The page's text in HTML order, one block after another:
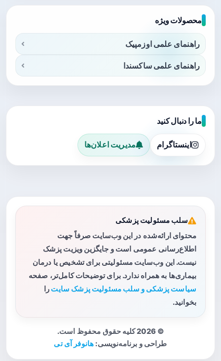
محصولات ویژه
راهنمای علمی اوزمپیک
راهنمای علمی ساکسندا
ما را دنبال کنید
اینستاگرام مدیریت اعلان‌ها
سلب مسئولیت پزشکی
محتوای ارائه‌شده در این وب‌سایت صرفاً جهت
اطلاع‌رسانی عمومی است و جایگزین ویزیت پزشک
نیست. این وب‌سایت مسئولیتی برای تشخیص یا درمان
بیماری‌ها به همراه ندارد. برای توضیحات کامل‌تر، صفحه
سیاست پزشکی و سلب مسئولیت پزشک سایت را
بخوانید.
© 2026 کلیه حقوق محفوظ است.
طراحی و برنامه‌نویسی: هانوفر آی تی